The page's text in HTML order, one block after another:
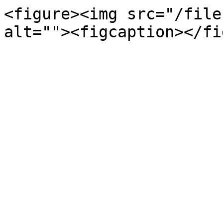
<figure><img src="/files/